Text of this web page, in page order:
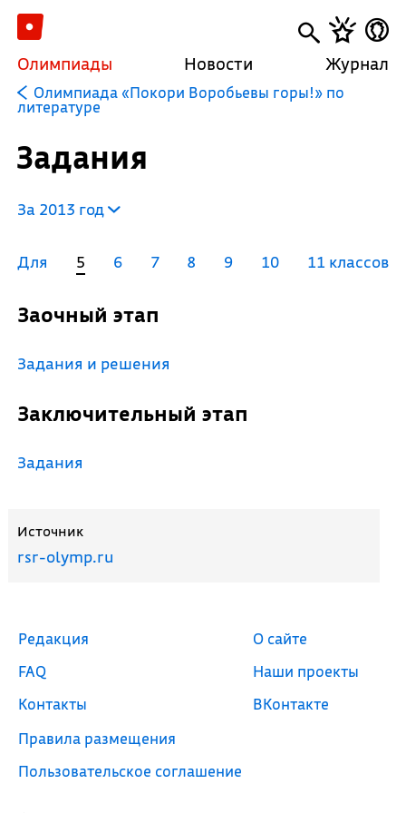
Олимпиады Новости Журнал
Олимпиада «Покори Воробьевы горы!» по
литературе
Задания
За 2013 год
Для 5 6 7 8 9 10 11 классов
Заочный этап
Задания и решения
Заключительный этап
Задания
Источник
rsr-olymp.ru
Редакция
FAQ
Контакты
Правила размещения
Пользовательское соглашение
О сайте
Наши проекты
ВКонтакте